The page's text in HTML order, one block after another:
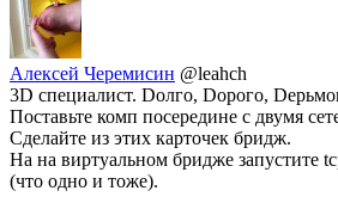
Алексей Черемисин @leahch
3D специалист. Dолго, Dорого,
Поставьте комп посередине с двумя
Сделайте из этих карточек бридж.
На на виртуальном бридже запустите
(что одно и тоже).